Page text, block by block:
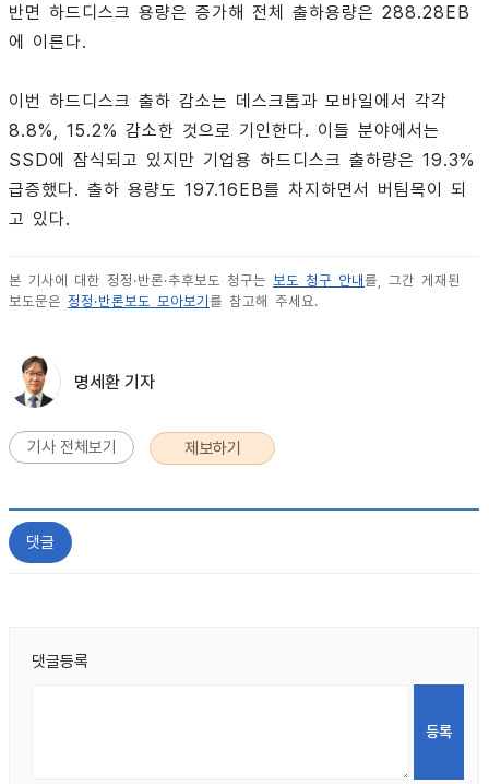
반면 하드디스크 용량은 증가해 전체 출하용량은 288.28EB
에 이른다.
이번 하드디스크 출하 감소는 데스크톱과 모바일에서 각각
8.8%, 15.2% 감소한 것으로 기인한다. 이들 분야에서는
SSD에 잠식되고 있지만 기업용 하드디스크 출하량은 19.3%
급증했다. 출하 용량도 197.16EB를 차지하면서 버팀목이 되
고 있다.
본 기사에 대한 정정·반론·추후보도 청구는 보도 청구 안내 를, 그간 게재된
보도문은 정정·반론보도 모아보기 를 참고해 주세요.
명세환 기자
기사 전체보기 제보하기
댓글
댓글등록